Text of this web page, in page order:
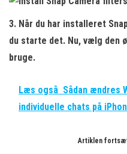
3. Når du har installeret
du starte det. Nu, vælg den
bruge.
Læs også Sådan ændres
individuelle chats på
Artiklen